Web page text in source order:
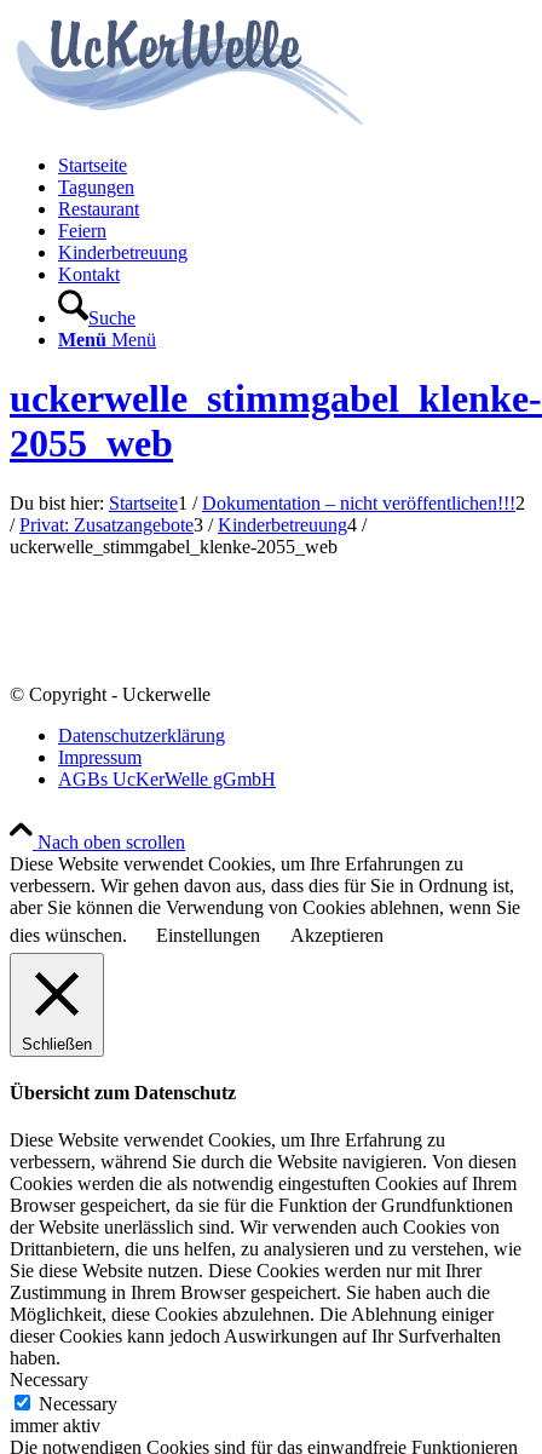
Startseite
Tagungen
Restaurant
Feiern
Kinderbetreuung
Kontakt
Suche
Menü Menü
uckerwelle_stimmgabel_klenke-
2055_web
Du bist hier: Startseite1 / Dokumentation – nicht veröffentlichen!!!2
/ Privat: Zusatzangebote3 / Kinderbetreuung4 /
uckerwelle_stimmgabel_klenke-2055_web
© Copyright - Uckerwelle
Datenschutzerklärung
Impressum
AGBs UcKerWelle gGmbH
Nach oben scrollen
Diese Website verwendet Cookies, um Ihre Erfahrungen zu
verbessern. Wir gehen davon aus, dass dies für Sie in Ordnung ist,
aber Sie können die Verwendung von Cookies ablehnen, wenn Sie
dies wünschen.
Einstellungen Akzeptieren
Schließen
Übersicht zum Datenschutz
Diese Website verwendet Cookies, um Ihre Erfahrung zu
verbessern, während Sie durch die Website navigieren. Von diesen
Cookies werden die als notwendig eingestuften Cookies auf Ihrem
Browser gespeichert, da sie für die Funktion der Grundfunktionen
der Website unerlässlich sind. Wir verwenden auch Cookies von
Drittanbietern, die uns helfen, zu analysieren und zu verstehen, wie
Sie diese Website nutzen. Diese Cookies werden nur mit Ihrer
Zustimmung in Ihrem Browser gespeichert. Sie haben auch die
Möglichkeit, diese Cookies abzulehnen. Die Ablehnung einiger
dieser Cookies kann jedoch Auswirkungen auf Ihr Surfverhalten
haben.
Necessary
Necessary
immer aktiv
Die notwendigen Cookies sind für das einwandfreie Funktionieren